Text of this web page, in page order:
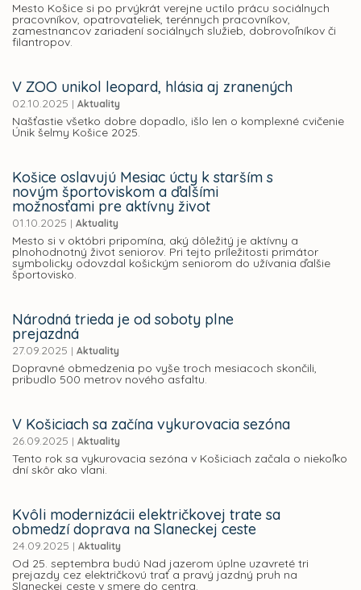
Mesto Košice si po prvýkrát verejne uctilo prácu sociálnych
pracovníkov, opatrovateliek, terénnych pracovníkov,
zamestnancov zariadení sociálnych služieb, dobrovoľníkov či
filantropov.
V ZOO unikol leopard, hlásia aj zranených
02.10.2025 | Aktuality
Našťastie všetko dobre dopadlo, išlo len o komplexné cvičenie
Únik šelmy Košice 2025.
Košice oslavujú Mesiac úcty k starším s
novým športoviskom a ďalšími
možnosťami pre aktívny život
01.10.2025 | Aktuality
Mesto si v októbri pripomína, aký dôležitý je aktívny a
plnohodnotný život seniorov. Pri tejto príležitosti primátor
symbolicky odovzdal košickým seniorom do užívania ďalšie
športovisko.
Národná trieda je od soboty plne
prejazdná
27.09.2025 | Aktuality
Dopravné obmedzenia po vyše troch mesiacoch skončili,
pribudlo 500 metrov nového asfaltu.
V Košiciach sa začína vykurovacia sezóna
26.09.2025 | Aktuality
Tento rok sa vykurovacia sezóna v Košiciach začala o niekoľko
dní skôr ako vlani.
Kvôli modernizácii električkovej trate sa
obmedzí doprava na Slaneckej ceste
24.09.2025 | Aktuality
Od 25. septembra budú Nad jazerom úplne uzavreté tri
prejazdy cez električkovú trať a pravý jazdný pruh na
Slaneckej ceste v smere do centra.